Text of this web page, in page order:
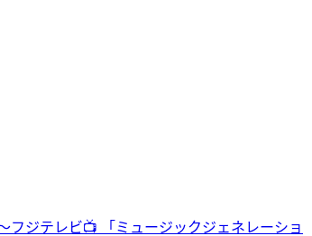
フジテレビ📺 「ミュージックジェネレーショ